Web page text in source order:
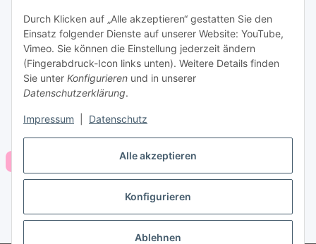
Alle akzeptieren
Konfigurieren
Ablehnen
Durch Klicken auf „Alle akzeptieren“ gestatten Sie den
Einsatz folgender Dienste auf unserer Website: YouTube,
Vimeo. Sie können die Einstellung jederzeit ändern
(Fingerabdruck-Icon links unten). Weitere Details finden
Sie unter Konfigurieren und in unserer
Datenschutzerklärung.
Impressum Datenschutz
Anmelden
Passwort vergessen
Neu hier?Jetzt registrieren!
Vertrag widerrufen
* Alle Preise inkl. gesetzlicher USt., zzgl.